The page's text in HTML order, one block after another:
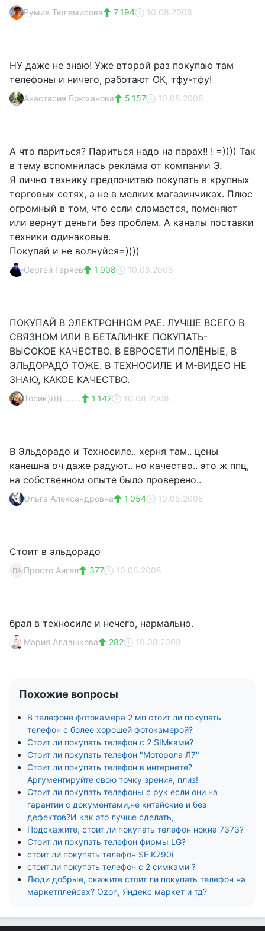
Румия Тюлемисова 7 194 10.08.2008
НУ даже не знаю! Уже второй раз покупаю там
телефоны и ничего, работают ОК, тфу-тфу!
Анастасия Брюханова 5 157 10.08.2008
А что париться? Париться надо на парах!! ! =)))) Так
в тему вспомнилась реклама от компании Э.
Я лично технику предпочитаю покупать в крупных
торговых сетях, а не в мелких магазинчиках. Плюс
огромный в том, что если сломается, поменяют
или вернут деньги без проблем. А каналы поставки
техники одинаковые.
Покупай и не волнуйся=))))
Сергей Гаряев 1 908 10.08.2008
ПОКУПАЙ В ЭЛЕКТРОННОМ РАЕ. ЛУЧШЕ ВСЕГО В
СВЯЗНОМ ИЛИ В БЕТАЛИНКЕ ПОКУПАТЬ-
ВЫСОКОЕ КАЧЕСТВО. В ЕВРОСЕТИ ПОЛЁНЫЕ, В
ЭЛЬДОРАДО ТОЖЕ. В ТЕХНОСИЛЕ И М-ВИДЕО НЕ
ЗНАЮ, КАКОЕ КАЧЕСТВО.
Тосик))))) ....... 1 142 10.08.2008
В Эльдорадо и Техносиле.. херня там.. цены
канешна оч даже радуют.. но качество.. это ж ппц,
на собственном опыте было проверено..
Ольга Александровна 1 054 10.08.2008
Стоит в эльдорадо
ПА Просто Ангел 377 10.08.2008
брал в техносиле и нечего, нармально.
Мария Алдашкова 282 10.08.2008
Похожие вопросы
В телефоне фотокамера 2 мп стоит ли покупать
телефон с более хорошей фотокамерой?
Стоит ли покупать телефон с 2 SIMками?
Стоит ли покупать телефон "Моторола Л7"
Стоит ли покупать телефон в интернете?
Аргументируйте свою точку зрения, плиз!
Стоит ли покупать телефоны с рук если они на
гарантии с документами,не китайские и без
дефектов?И как это лучше сделать,
Подскажите, стоит ли покупать телефон нокиа 7373?
Стоит ли покупать телефон фирмы LG?
стоит ли покупать телефон SE K790i
стоит ли покупать телефон с 2 симками ?
Люди добрые, скажите стоит ли покупать телефон на
маркетплейсах? Ozon, Яндекс маркет и тд?